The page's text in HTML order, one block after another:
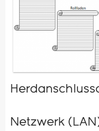
Netzwerk